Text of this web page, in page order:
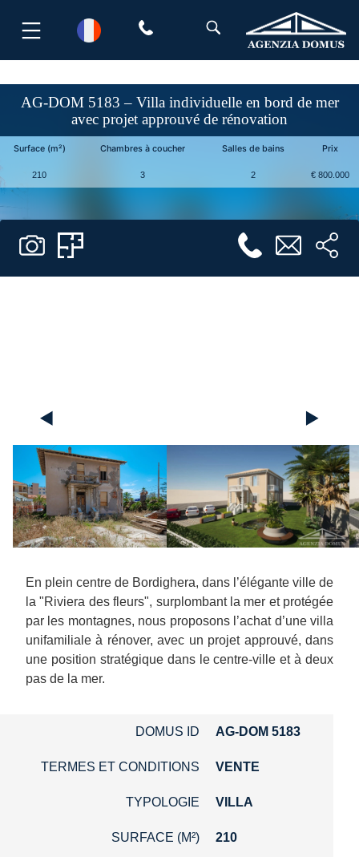
AG-DOM 5183 – Villa individuelle en bord de mer
avec projet approuvé de rénovation
Surface (m²) Chambres à coucher Salles de bains Prix
210 3 2 € 800.000
◄ ►
En plein centre de Bordighera, dans l’élégante ville de
la "Riviera des fleurs", surplombant la mer et protégée
par les montagnes, nous proposons l’achat d’une villa
unifamiliale à rénover, avec un projet approuvé, dans
une position stratégique dans le centre-ville et à deux
pas de la mer.
DOMUS ID AG-DOM 5183
TERMES ET CONDITIONS VENTE
TYPOLOGIE VILLA
SURFACE (M²) 210